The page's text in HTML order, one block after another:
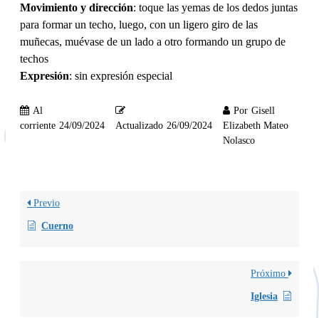
Movimiento y dirección: toque las yemas de los dedos juntas
para formar un techo, luego, con un ligero giro de las
muñecas, muévase de un lado a otro formando un grupo de
techos
Expresión: sin expresión especial
Al
corriente 24/09/2024 Actualizado 26/09/2024
Por Gisell
Elizabeth Mateo
Nolasco
Previo
Cuerno
Próximo
Iglesia